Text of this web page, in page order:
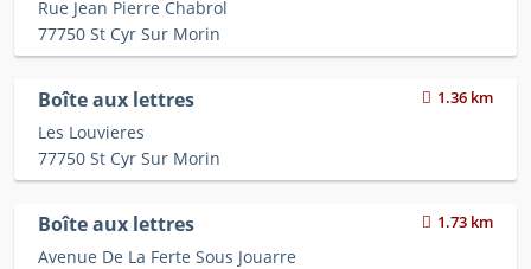
Rue Jean Pierre Chabrol
77750 St Cyr Sur Morin
Boîte aux lettres 1.36 km
Les Louvieres
77750 St Cyr Sur Morin
Boîte aux lettres 1.73 km
Avenue De La Ferte Sous Jouarre